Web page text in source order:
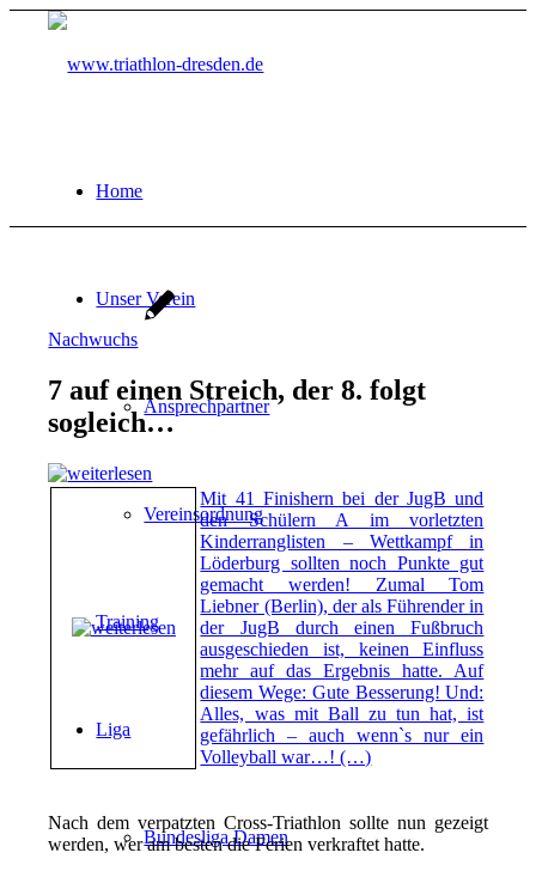
Home
Unser Verein
Ansprechpartner
Vereinsordnung
Training
Liga
Bundesliga Damen
Nachwuchs
7 auf einen Streich, der 8. folgt
sogleich…
Mit 41 Finishern bei der JugB und
den Schülern A im vorletzten
Kinderranglisten – Wettkampf in
Löderburg sollten noch Punkte gut
gemacht werden! Zumal Tom
Liebner (Berlin), der als Führender in
der JugB durch einen Fußbruch
ausgeschieden ist, keinen Einfluss
mehr auf das Ergebnis hatte. Auf
diesem Wege: Gute Besserung! Und:
Alles, was mit Ball zu tun hat, ist
gefährlich – auch wenn`s nur ein
Volleyball war…! (…)
Nach dem verpatzten Cross-Triathlon sollte nun gezeigt
werden, wer am besten die Ferien verkraftet hatte.